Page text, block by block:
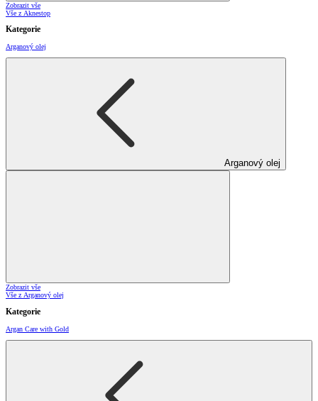
Zobrazit vše
Vše z Aknestop
Kategorie
Arganový olej
Arganový olej
Zobrazit vše
Vše z Arganový olej
Kategorie
Argan Care with Gold